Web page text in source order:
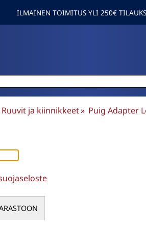
ILMAINEN TOIMITUS YLI 250€
Ruuvit ja kiinnikkeet‪» Puig Adapter